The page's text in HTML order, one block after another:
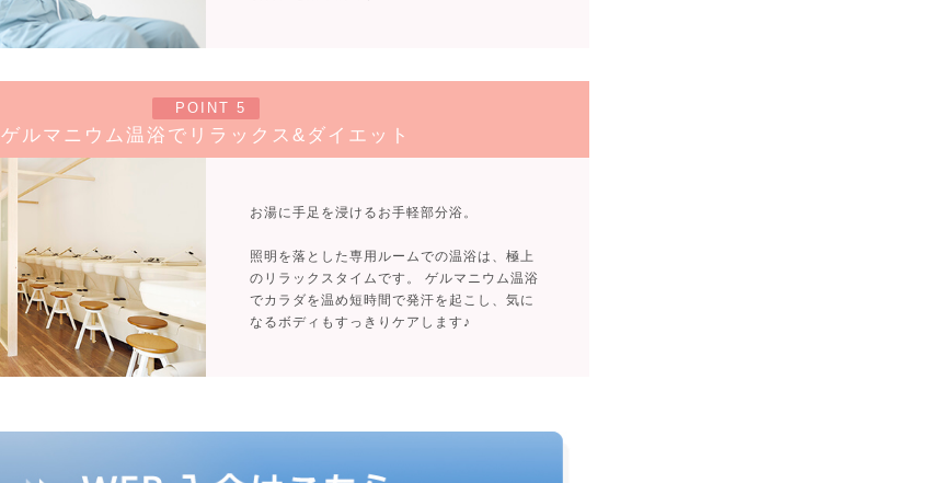
POINT 5
ゲルマニウム温浴でリラックス&ダイエット
お湯に手足を浸けるお手軽部分浴。
照明を落とした専用ルームでの温浴は、極上
のリラックスタイムです。 ゲルマニウム温浴
でカラダを温め短時間で発汗を起こし、気に
なるボディもすっきりケアします♪